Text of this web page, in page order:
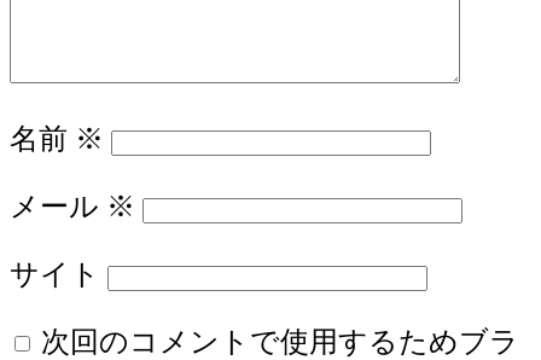
名前 ※
メール ※
サイト
次回のコメントで使用するためブラ